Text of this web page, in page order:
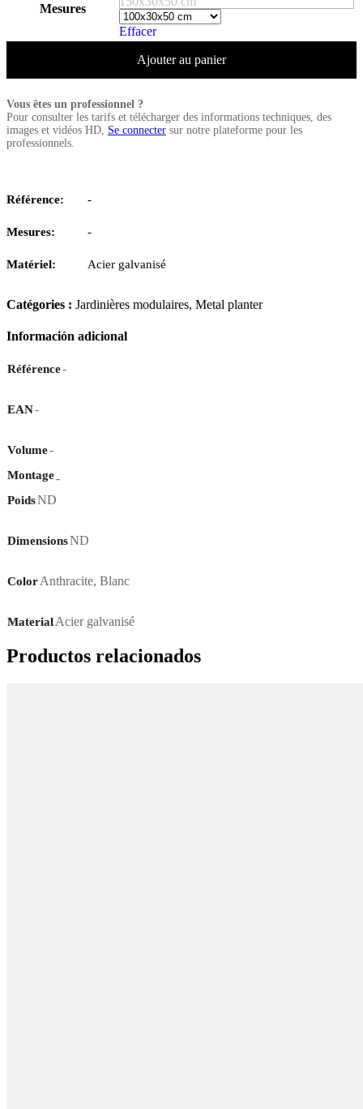
Mesures
Effacer
Ajouter au panier
Vous êtes un professionnel ?
Pour consulter les tarifs et télécharger des informations techniques, des
images et vidéos HD, Se connecter sur notre plateforme pour les
professionnels.
Référence: -
Mesures: -
Matériel: Acier galvanisé
Catégories : Jardinières modulaires, Metal planter
Información adicional
Référence-
EAN-
Volume-
Montage-
PoidsND
DimensionsND
ColorAnthracite, Blanc
MaterialAcier galvanisé
Productos relacionados